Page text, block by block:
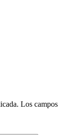
Los campos